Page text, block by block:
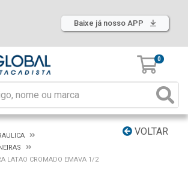
Baixe já nosso APP
0
VOLTAR
LATAO CROMADO EMAVA 1/2